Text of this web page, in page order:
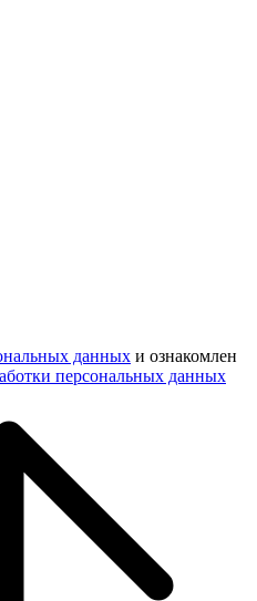
данных и ознакомлен
персональных данных